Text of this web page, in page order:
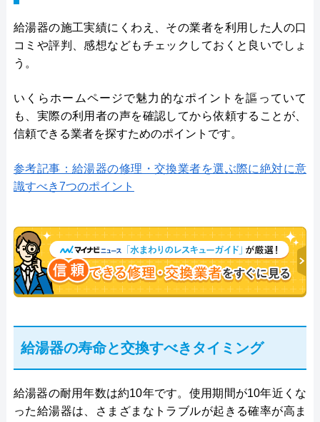
給湯器の施工実績にくわえ、その業者を利用した人の口
コミや評判、感想などもチェックしておくと良いでしょ
う。
いくらホームページで魅力的なポイントを謳っていて
も、実際の利用者の声を確認してから依頼することが、
信頼できる業者を探すためのポイントです。
参考記事：給湯器の修理・交換業者を選ぶ際に絶対に意
識すべき7つのポイント
給湯器の寿命と交換すべきタイミング
給湯器の耐用年数は約10年です。使用期間が10年近くな
った給湯器は、さまざまなトラブルが起きる確率が高ま